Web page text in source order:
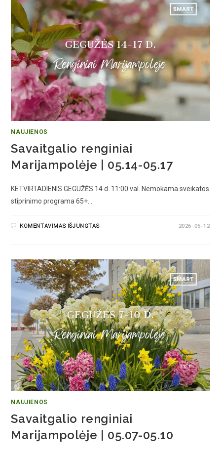
NAUJIENOS
Savaitgalio renginiai
Marijampolėje | 05.14-05.17
KETVIRTADIENIS GEGUŽĖS 14 d. 11:00 val. Nemokama sveikatos
stiprinimo programa 65+…
KOMENTAVIMAS IŠJUNGTAS 2026-05-12
NAUJIENOS
Savaitgalio renginiai
Marijampolėje | 05.07-05.10